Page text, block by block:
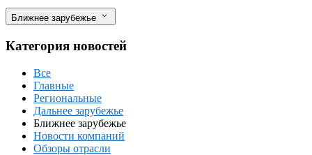
Ближнее зарубежье
Категория новостей
Все
Главные
Региональные
Дальнее зарубежье
Ближнее зарубежье
Новости компаний
Обзоры отрасли